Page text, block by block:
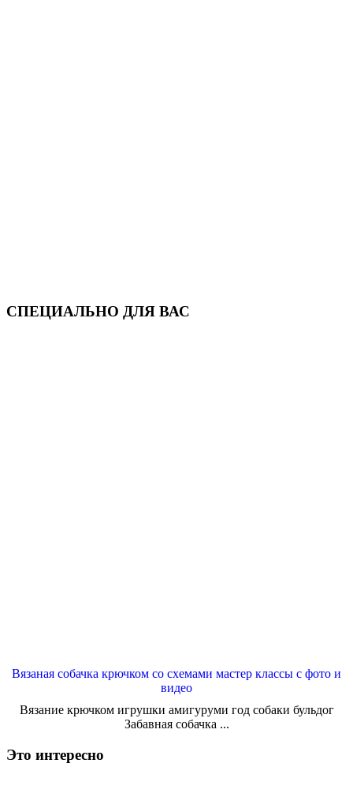
СПЕЦИАЛЬНО ДЛЯ ВАС
Вязаная собачка крючком со схемами мастер классы с фото и
видео
Вязание крючком игрушки амигуруми год собаки бульдог
Забавная собачка ...
Это интересно